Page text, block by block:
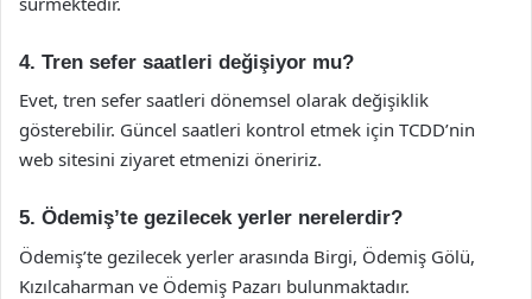
4. Tren sefer saatleri değişiyor mu?
Evet, tren sefer saatleri dönemsel olarak değişiklik
gösterebilir. Güncel saatleri kontrol etmek için TCDD’nin
web sitesini ziyaret etmenizi öneririz.
5. Ödemiş’te gezilecek yerler nerelerdir?
Ödemiş’te gezilecek yerler arasında Birgi, Ödemiş Gölü,
Kızılcaharman ve Ödemiş Pazarı bulunmaktadır.